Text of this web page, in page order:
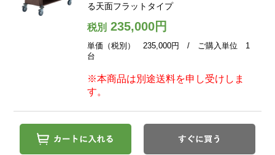
る天面フラットタイプ
税別235,000円
単価（税別） 235,000円 / ご購入単位 1
台
※本商品は別途送料を申し受けしま
す。